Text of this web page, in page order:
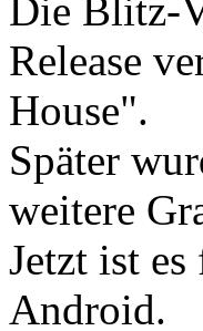
Die Blitz-
Release
House".
Später
weitere
Jetzt ist
Android.